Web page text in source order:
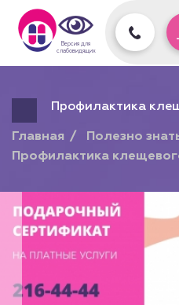
Версия для
слабовидящих
Профилактика
Главная
Полезно
Профилактика